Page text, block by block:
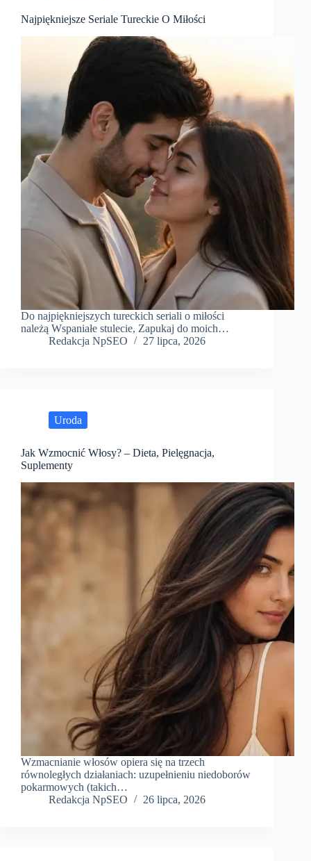
Najpiękniejsze Seriale Tureckie O Miłości
Do najpiękniejszych tureckich seriali o miłości
należą Wspaniałe stulecie, Zapukaj do moich…
Redakcja NpSEO
27 lipca, 2026
Uroda
Jak Wzmocnić Włosy? – Dieta, Pielęgnacja,
Suplementy
Wzmacnianie włosów opiera się na trzech
równoległych działaniach: uzupełnieniu niedoborów
pokarmowych (takich…
Redakcja NpSEO
26 lipca, 2026